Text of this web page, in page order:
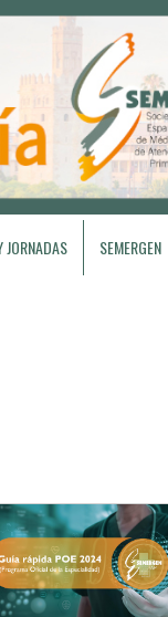
JORNADAS SEMERGEN